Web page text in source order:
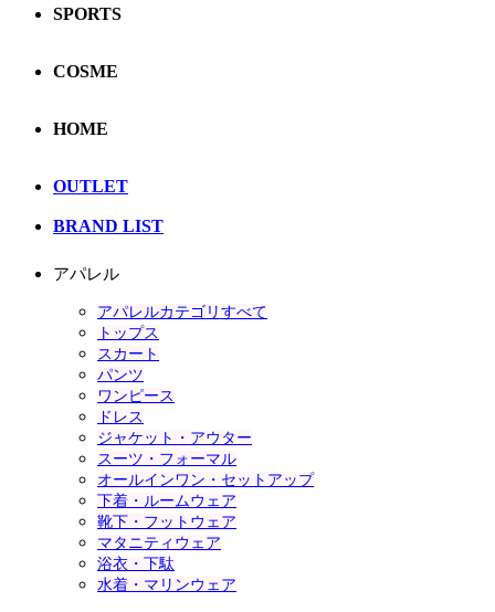
SPORTS
COSME
HOME
OUTLET
BRAND LIST
アパレル
アパレルカテゴリすべて
トップス
スカート
パンツ
ワンピース
ドレス
ジャケット・アウター
スーツ・フォーマル
オールインワン・セットアップ
下着・ルームウェア
靴下・フットウェア
マタニティウェア
浴衣・下駄
水着・マリンウェア